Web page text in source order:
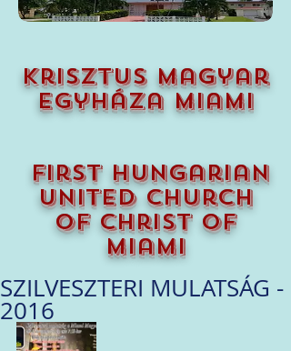
krisztus magyar
egyháza miami
first hungarian
united church
of christ of
miami
SZILVESZTERI MULATSÁG -
2016